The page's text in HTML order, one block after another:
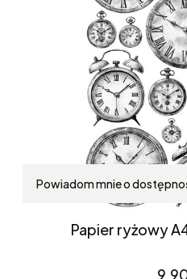
Powiadom mnie o
Papier ryżowy